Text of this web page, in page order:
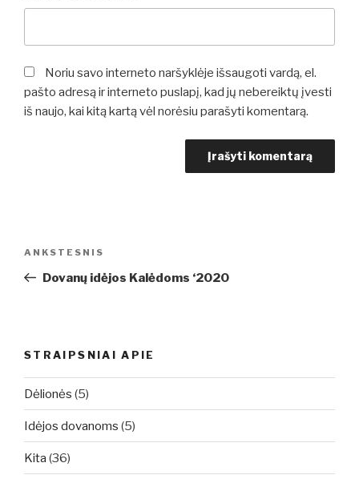
Noriu savo interneto naršyklėje išsaugoti vardą, el.
pašto adresą ir interneto puslapį, kad jų nebereiktų įvesti
iš naujo, kai kitą kartą vėl norėsiu parašyti komentarą.
įrašų
Ankstesnis
įrašas
ANKSTESNIS
Dovanų idėjos Kalėdoms ‘2020
STRAIPSNIAI APIE
Dėlionės (5)
Idėjos dovanoms (5)
Kita (36)